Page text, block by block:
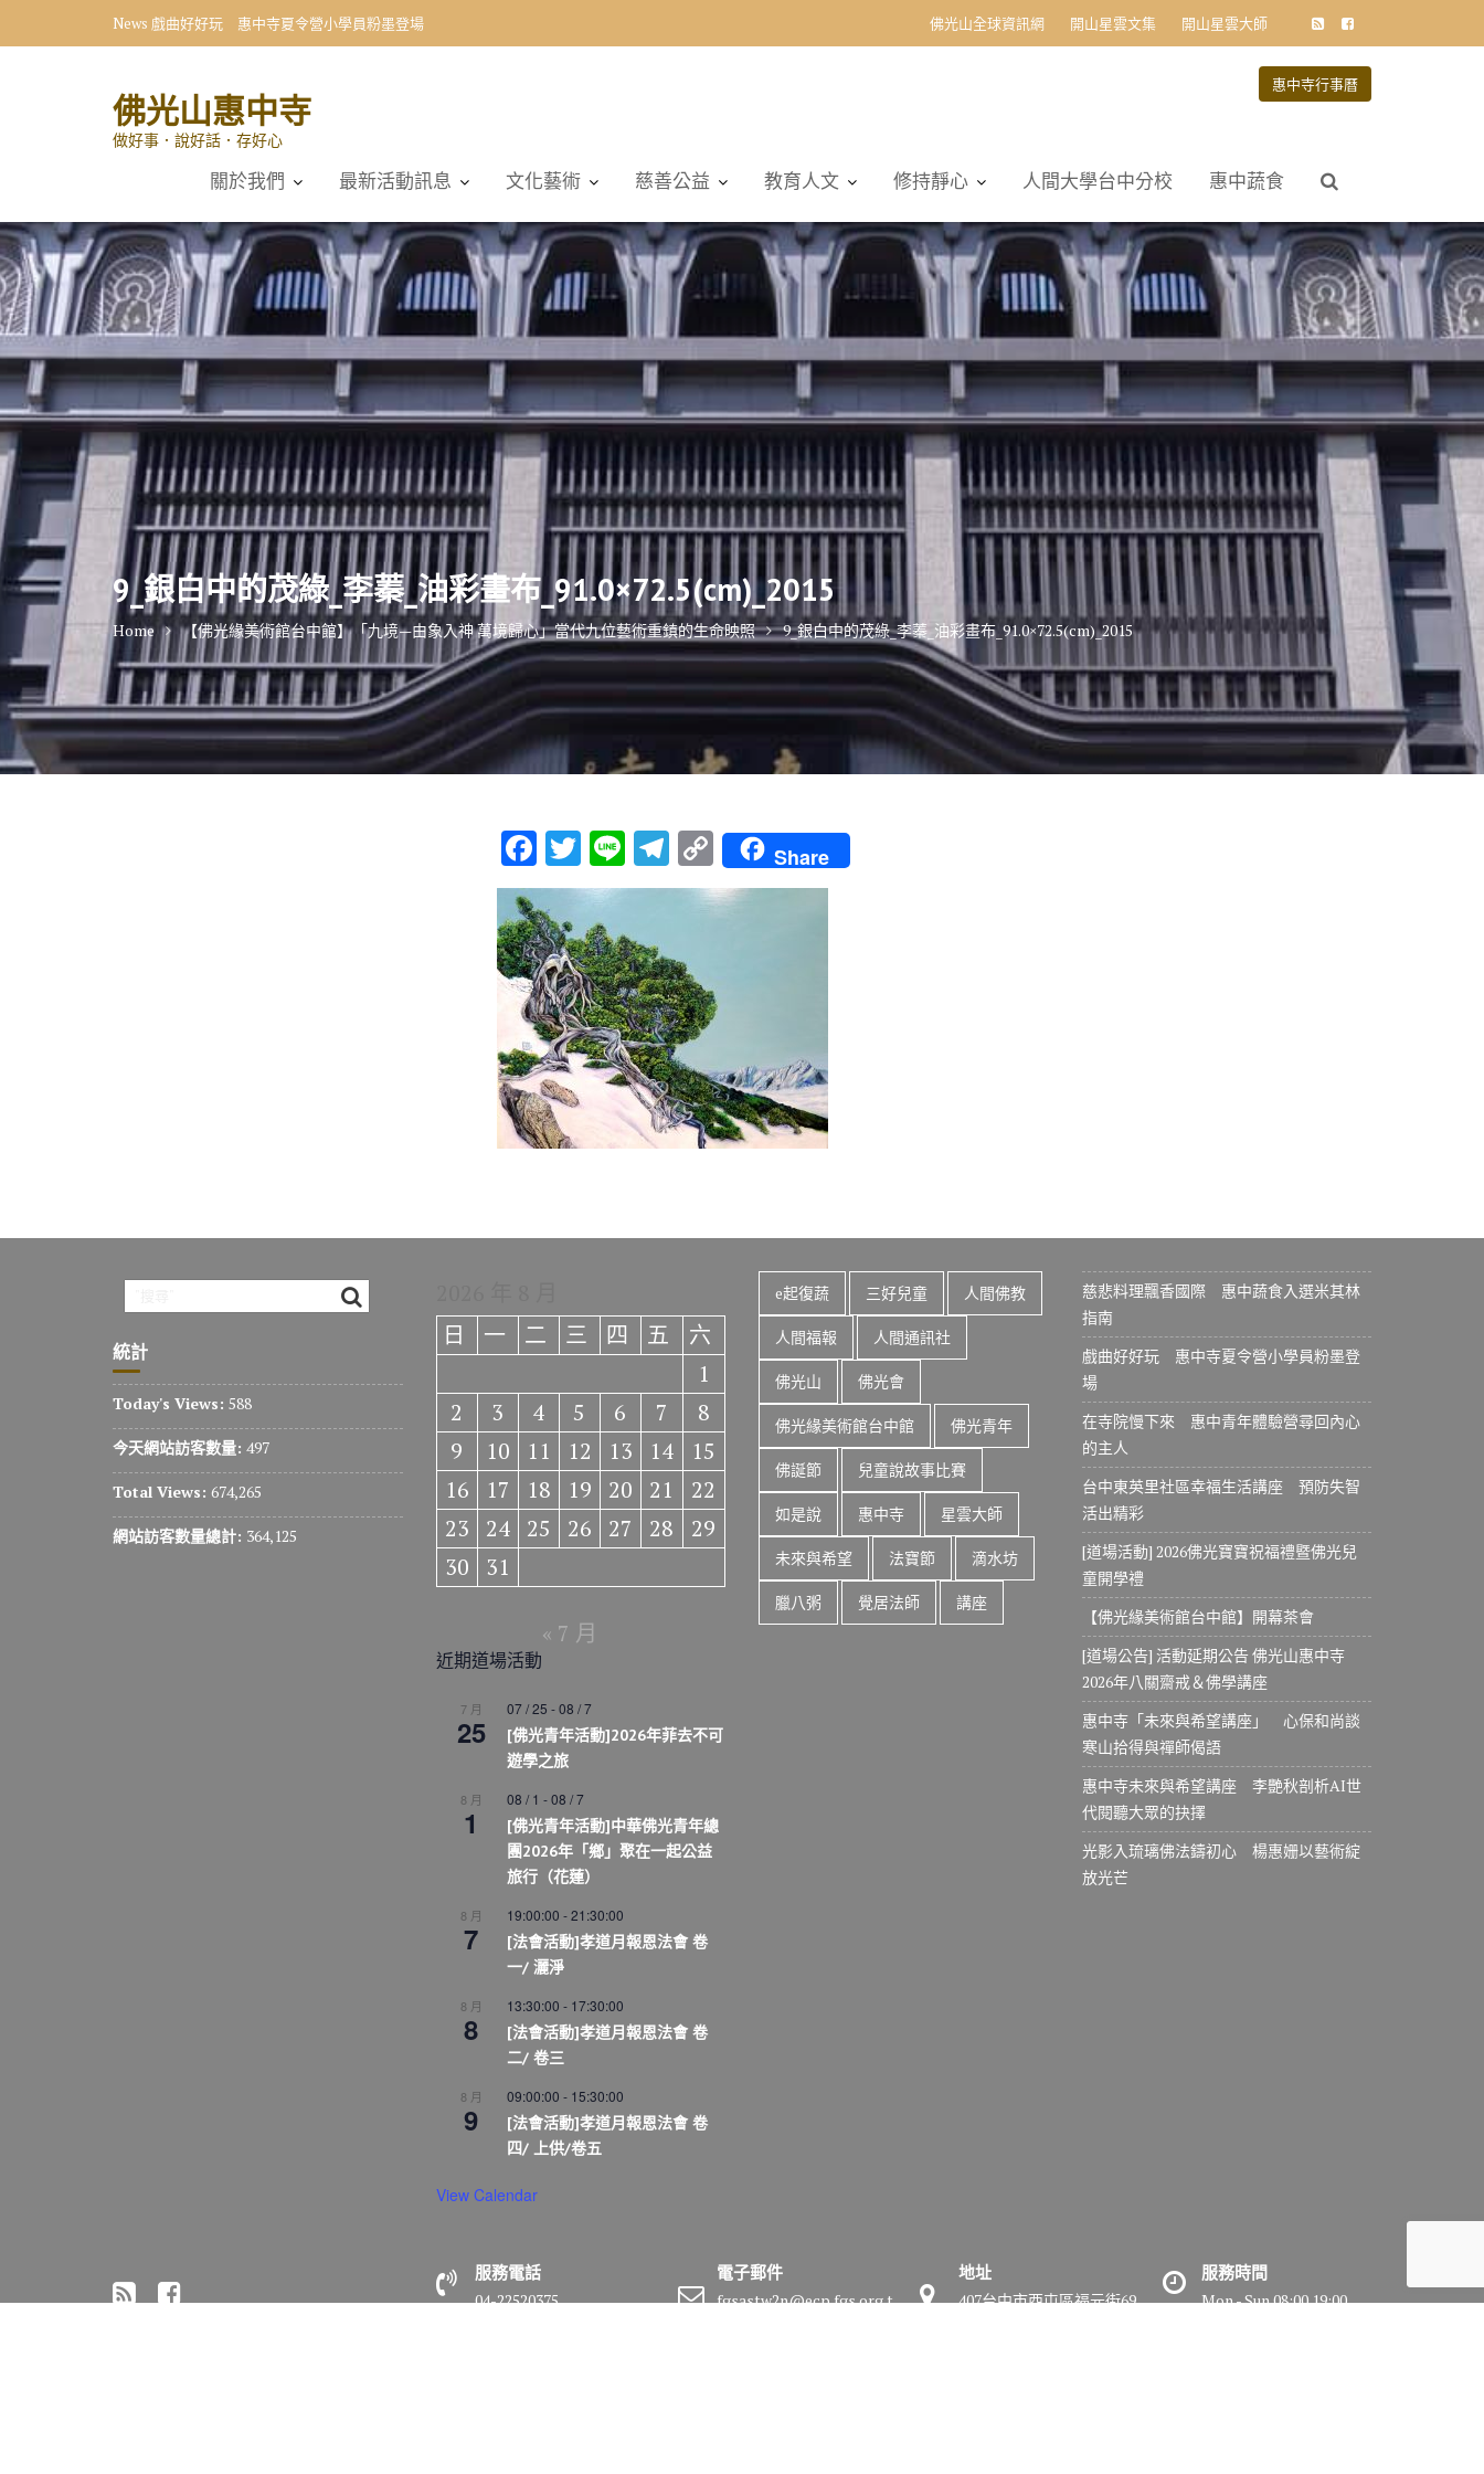
News 戲曲好好玩 惠中寺夏令營小學員粉墨登場 佛光山全球資訊網 開山星雲文集 開山星雲大師
佛光山惠中寺
做好事．說好話．存好心
惠中寺行事曆
關於我們 最新活動訊息 文化藝術 慈善公益 教育人文 修持靜心 人間大學台中分校 惠中蔬食
9_銀白中的茂綠_李蓁_油彩畫布_91.0×72.5(cm)_2015
Home 【佛光緣美術館台中館】「九境—由象入神 萬境歸心」當代九位藝術重鎮的生命映照 9_銀白中的茂綠_李蓁_油彩畫布_91.0×72.5(cm)_2015
F
ac
e
b
o
o
k
T
w
it
te
r
Li
n
T
el
gr
a
m
C
o
p
Li
n
k
Share
統計
Today's Views: 588
今天網站訪客數量: 497
Total Views: 674,265
網站訪客數量總計: 364,125
日
一 二 三 四 五
六
1
2
3 4 5 6 7
8
9
10 11 12 13 14
15
16
17 18 19 20 21
22
23
24 25 26 27 28
29
30
31
« 7 月
近期道場活動
7 月
25
07 / 25 -08 / 7
[佛光青年活動]2026年菲去不可
遊學之旅
8 月
1
08 / 1 -08 / 7
[佛光青年活動]中華佛光青年總
團2026年「鄉」聚在一起公益
旅行（花蓮）
8 月
7
19:00:00 -21:30:00
[法會活動]孝道月報恩法會 卷
一/ 灑淨
8 月
8
13:30:00 - 17:30:00
[法會活動]孝道月報恩法會 卷
二/ 卷三
8 月
9
09:00:00 - 15:30:00
[法會活動]孝道月報恩法會 卷
四/ 上供/卷五
View Calendar
e起復蔬 三好兒童 人間佛教
人間福報 人間通訊社
佛光山 佛光會
佛光緣美術館台中館 佛光青年
佛誕節 兒童說故事比賽
如是說 惠中寺 星雲大師
未來與希望 法寶節 滴水坊
臘八粥 覺居法師 講座
慈悲料理飄香國際 惠中蔬食入選米其林
指南
戲曲好好玩 惠中寺夏令營小學員粉墨登
場
在寺院慢下來 惠中青年體驗營尋回內心
的主人
台中東英里社區幸福生活講座 預防失智
活出精彩
[道場活動] 2026佛光寶寶祝福禮暨佛光兒
童開學禮
【佛光緣美術館台中館】開幕茶會
[道場公告] 活動延期公告 佛光山惠中寺
2026年八關齋戒＆佛學講座
惠中寺「未來與希望講座」 心保和尚談
寒山拾得與禪師偈語
惠中寺未來與希望講座 李艷秋剖析AI世
代閱聽大眾的抉擇
光影入琉璃佛法鑄初心 楊惠姗以藝術綻
放光芒
服務電話
04-22520375
電子郵件
fgsastw2n@ecp.fgs.org.t
地址
407台中市西屯區福元街69
服務時間
Mon - Sun 08:00 19:00